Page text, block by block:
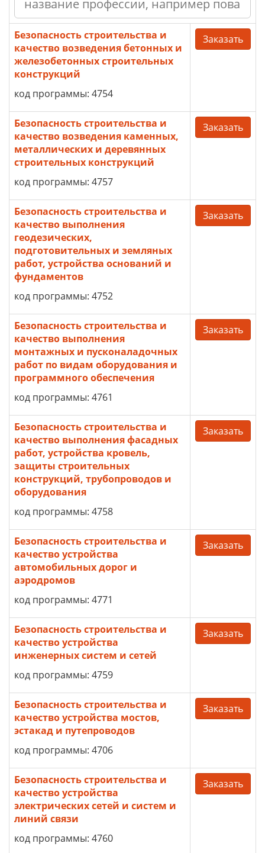
Безопасность строительства и
качество возведения бетонных и
железобетонных строительных
конструкций
код программы: 4754
Заказать
Безопасность строительства и
качество возведения каменных,
металлических и деревянных
строительных конструкций
код программы: 4757
Заказать
Безопасность строительства и
качество выполнения
геодезических,
подготовительных и земляных
работ, устройства оснований и
фундаментов
код программы: 4752
Заказать
Безопасность строительства и
качество выполнения
монтажных и пусконаладочных
работ по видам оборудования и
программного обеспечения
код программы: 4761
Заказать
Безопасность строительства и
качество выполнения фасадных
работ, устройства кровель,
защиты строительных
конструкций, трубопроводов и
оборудования
код программы: 4758
Заказать
Безопасность строительства и
качество устройства
автомобильных дорог и
аэродромов
код программы: 4771
Заказать
Безопасность строительства и
качество устройства
инженерных систем и сетей
код программы: 4759
Заказать
Безопасность строительства и
качество устройства мостов,
эстакад и путепроводов
код программы: 4706
Заказать
Безопасность строительства и
качество устройства
электрических сетей и систем и
линий связи
код программы: 4760
Заказать